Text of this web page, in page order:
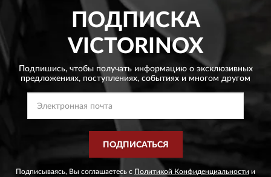
ПОДПИСКА
VICTORINOX
Подпишись, чтобы получать информацию о эксклюзивных
предложениях, поступлениях, событиях и многом другом
ПОДПИСАТЬСЯ
Подписываясь, Вы соглашаетесь с Политикой Конфиденциальности и